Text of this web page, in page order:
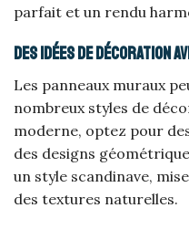
parfait et un rendu
Des idées de décoration
Les panneaux muraux
nombreux styles de
moderne, optez pour
des designs
un style scandinave,
des textures naturelles.